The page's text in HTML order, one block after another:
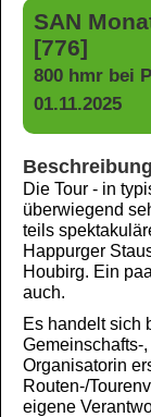
SAN
[776]
800 hmr bei
01.11.2025
Die Tour - in
überwiegend
teils
Happurger
Houbirg. Ein
auch.
Es handelt sich
Gemeinschafts-
Organisatorin
Routen-/
eigene